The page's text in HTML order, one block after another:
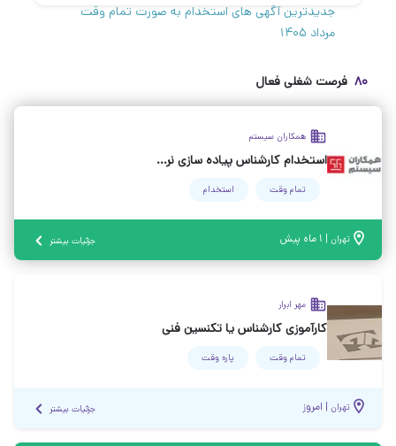
جدیدترین آگهی های استخدام به صورت تمام وقت
مرداد ۱۴۰۵
۸۰ فرصت شغلی فعال
همکاران سیستم
استخدام کارشناس پیاده سازی نرم افزار ( از رشته‌های متنوع)
تمام وقت استخدام
تهران | ۱ ماه پیش جزئیات بیشتر
مهر ابرار
کارآموزی کارشناس یا تکنسین فنی
تمام وقت پاره وقت
تهران | امروز جزئیات بیشتر